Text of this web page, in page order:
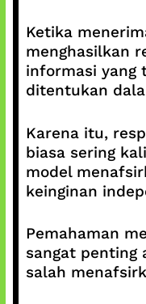
Ketika
menghasilkan
informasi yang
ditentukan
Karena itu,
biasa sering
model
keinginan
Pemahaman
sangat penting
salah